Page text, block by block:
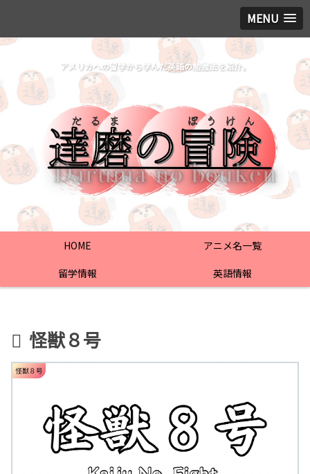
MENU
アメリカへの留学から学んだ英語の勉強法を紹介。
HOME
アニメ名一覧
留学情報
英語情報
怪獣８号
怪獣８号